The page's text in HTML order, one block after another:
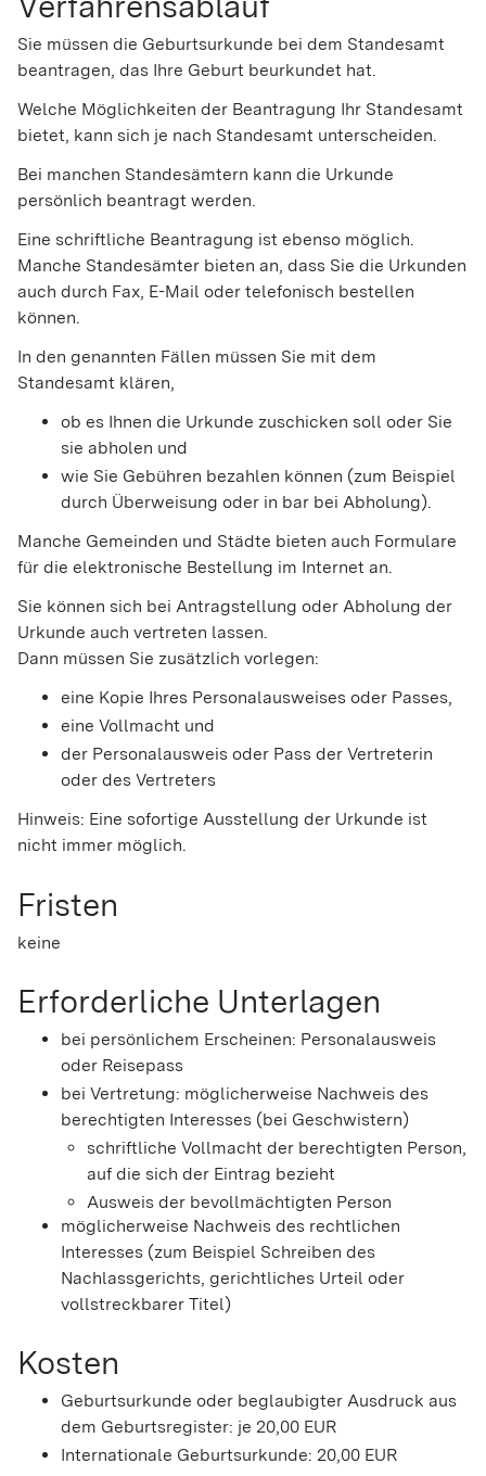
Sie müssen die Geburtsurkunde bei dem Standesamt
beantragen, das Ihre Geburt beurkundet hat.
Welche Möglichkeiten der Beantragung Ihr Standesamt
bietet, kann sich je nach Standesamt unterscheiden.
Bei manchen Standesämtern kann die Urkunde
persönlich beantragt werden.
Eine schriftliche Beantragung ist ebenso möglich.
Manche Standesämter bieten an, dass Sie die Urkunden
auch durch Fax, E-Mail oder telefonisch bestellen
können.
In den genannten Fällen müssen Sie mit dem
Standesamt klären,
ob es Ihnen die Urkunde zuschicken soll oder Sie
sie abholen und
wie Sie Gebühren bezahlen können (zum Beispiel
durch Überweisung oder in bar bei Abholung).
Manche Gemeinden und Städte bieten auch Formulare
für die elektronische Bestellung im Internet an.
Sie können sich bei Antragstellung oder Abholung der
Urkunde auch vertreten lassen.
Dann müssen Sie zusätzlich vorlegen:
eine Kopie Ihres Personalausweises oder Passes,
eine Vollmacht und
der Personalausweis oder Pass der Vertreterin
oder des Vertreters
Hinweis: Eine sofortige Ausstellung der Urkunde ist
nicht immer möglich.
Fristen
keine
Erforderliche Unterlagen
bei persönlichem Erscheinen: Personalausweis
oder Reisepass
bei Vertretung: möglicherweise Nachweis des
berechtigten Interesses (bei Geschwistern)
schriftliche Vollmacht der berechtigten Person,
auf die sich der Eintrag bezieht
Ausweis der bevollmächtigten Person
möglicherweise Nachweis des rechtlichen
Interesses (zum Beispiel Schreiben des
Nachlassgerichts, gerichtliches Urteil oder
vollstreckbarer Titel)
Kosten
Geburtsurkunde oder beglaubigter Ausdruck aus
dem Geburtsregister: je 20,00 EUR
Internationale Geburtsurkunde: 20,00 EUR